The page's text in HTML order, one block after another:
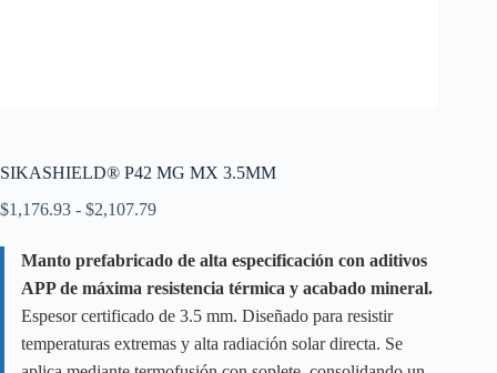
SIKASHIELD® P42 MG MX 3.5MM
$1,176.93 - $2,107.79Rango
desde
$1,176.93
hasta
$2,107.79
Manto prefabricado de alta especificación con aditivos
APP de máxima resistencia térmica y acabado mineral.
Espesor certificado de 3.5 mm. Diseñado para resistir
temperaturas extremas y alta radiación solar directa. Se